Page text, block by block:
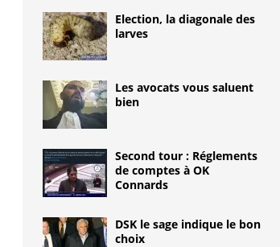
Election, la diagonale des
larves
Les avocats vous saluent
bien
Second tour : Réglements
de comptes à OK
Connards
DSK le sage indique le bon
choix